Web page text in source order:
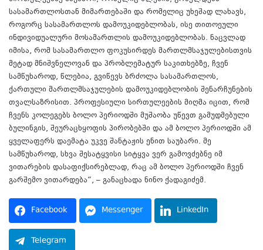
სასამართლოსთან მიმართებაში და რომელიც უხეშად ლახავს,
როგორც სასამართლოს დამოუკიდებლობას, ისე თითოეული
ინდივიდუალური მოსამართლის დამოუკიდებლობას. ნაცვლად
იმისა, რომ სასამართლო ფოკუსირდეს მართლმსაჯულებისთვის
მეტად მნიშვნელოვან და პრობლემატურ საკითხებზე, ჩვენ
სამწუხაროდ, წლებია, გვიწევს ბრძოლა სასამართლოს,
ქართული მართლმსაჯულების დამოუკიდებლობის შენარჩუნების
თვალსაზრისით. პროფესიული სირთულეების მიღმა იცით, რომ
ჩვენს კოლეგებს ბოლო პერიოდში მუშაობა უწევთ გამუდმებული
ბულინგის, შეურაცხყოფის პირობებში და ამ ბოლო პერიოდში ამ
ყველაფერს დაემატა უკვე შანტაჟის ენით საუბარი. მე
სამწუხაროდ, სხვა შესატყვისი სიტყვა ვერ გამოვძებნე იმ
ვითარების დასაფიქსირებლად, რაც ამ ბოლო პერიოდში ჩვენ
გარშემო ვითარდება“, – განაცხადა ნინო ქადაგიძემ.
Facebook Messenger LinkedIn
Telegram